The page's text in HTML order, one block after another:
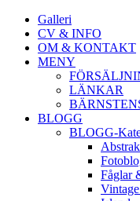
Galleri
CV & INFO
OM & KONTAKT
MENY
LÄNKAR
BLOGG
BLOGG-
Fåglar